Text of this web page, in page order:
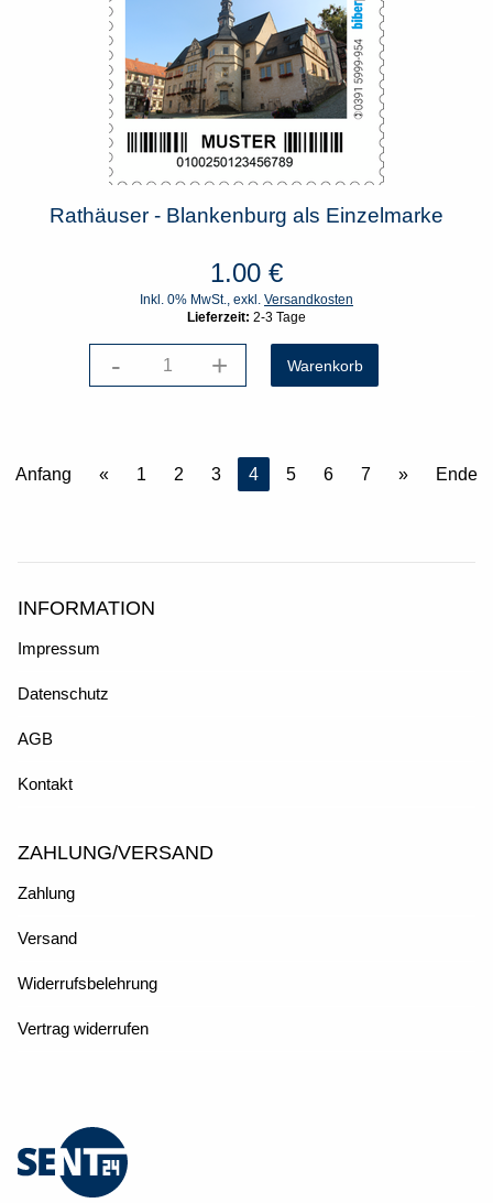
Rathäuser - Blankenburg als Einzelmarke
1.00 €
Inkl. 0% MwSt., exkl. Versandkosten
Lieferzeit: 2-3 Tage
- +
Anfang « 1 2 3 4 5 6 7 » Ende
INFORMATION
Impressum
Datenschutz
AGB
Kontakt
ZAHLUNG/VERSAND
Zahlung
Versand
Widerrufsbelehrung
Vertrag widerrufen